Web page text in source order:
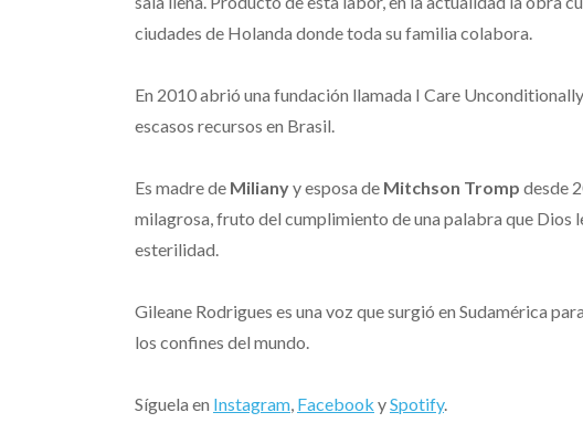
ciudades de Holanda donde toda su familia colabora.
En 2010 abrió una fundación llamada I Care
escasos recursos en Brasil.
Es madre de Milianyy esposa de Mitchson Tromp desde
milagrosa, fruto del cumplimiento de una palabra que Dios
esterilidad.
Gileane Rodrigues es una voz que surgió en Sudamérica
los confines del mundo.
Síguela en Instagram, Facebook ySpotify.